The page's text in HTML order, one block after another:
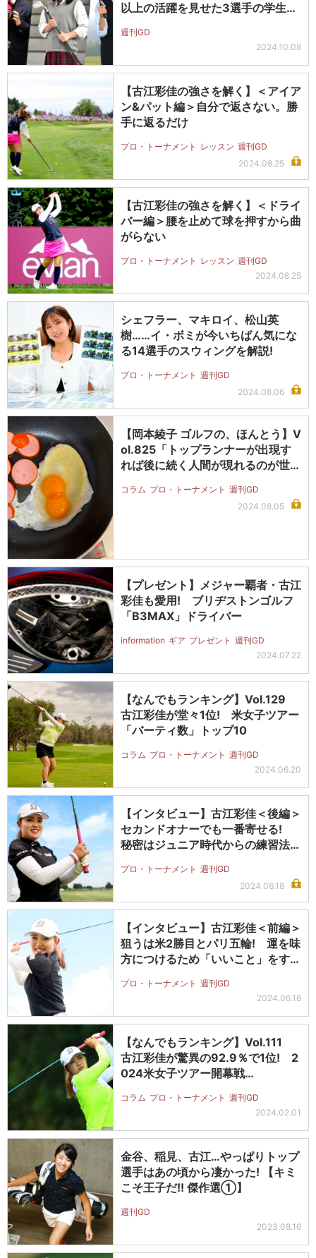
以上の活躍を見せた3選手の学生時
週刊GD
2024.10.08
【古江彩佳の強さを解く】＜アイア
ン&パット編＞自分で返さない。勝
手に返るだけ
プロ・トーナメント レッスン 週刊GD
2024.08.25
【古江彩佳の強さを解く】＜ドライ
バー編＞腰を止めて球を押すから曲
がらない
プロ・トーナメント レッスン 週刊GD
2024.08.25
シェフラー、マキロイ、松山英
樹……イ・ボミが今いちばん気にな
る14選手のスウィングを解説!
プロ・トーナメント 週刊GD
2024.08.06
【岡本綾子 ゴルフの、ほんとう】V
ol.825「トップランナーが出現す
れば後に続く人間が現れるのが世…
コラム プロ・トーナメント 週刊GD
2024.08.05
【プレゼント】メジャー覇者・古江
彩佳も愛用! ブリヂストンゴルフ
「B3MAX」ドライバー
information ギア プレゼント 週刊GD
2024.07.22
【なんでもランキング】Vol.129
古江彩佳が堂々1位! 米女子ツアー
「バーティ数」トップ10
コラム プロ・トーナメント 週刊GD
2024.06.20
【インタビュー】古江彩佳＜後編＞
セカンドオナーでも一番寄せる!
秘密はジュニア時代からの練習法に
プロ・トーナメント 週刊GD
2024.06.18
【インタビュー】古江彩佳＜前編＞
狙うは米2勝目とパリ五輪! 運を味
方につけるため「いいこと」をする
プロ・トーナメント 週刊GD
2024.06.18
【なんでもランキング】Vol.111
古江彩佳が驚異の92.9％で1位! 2
024米女子ツアー開幕戦…
コラム プロ・トーナメント 週刊GD
2024.02.01
金谷、稲見、古江…やっぱりトップ
選手はあの頃から凄かった! 【キミ
こそ王子だ!! 傑作選①】
週刊GD
2023.08.16